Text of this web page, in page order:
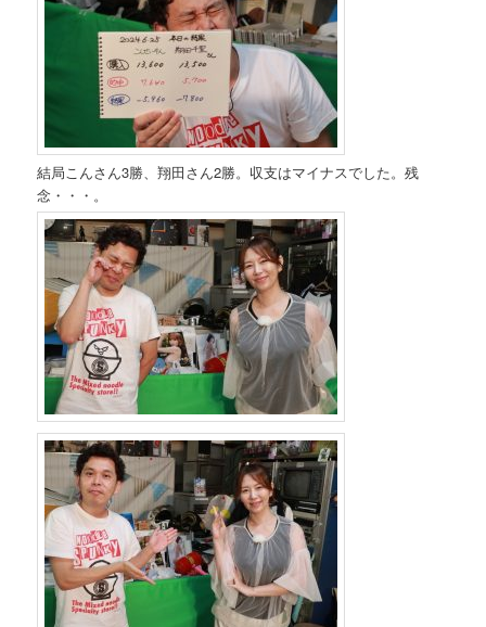
結局こんさん3勝、翔田さん2勝。収支はマイナスでした。残
念・・・。